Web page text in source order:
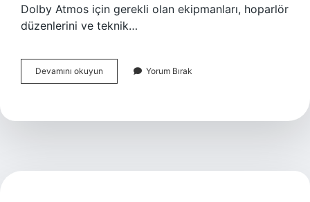
Dolby Atmos için gerekli olan ekipmanları, hoparlör
düzenlerini ve teknik…
Devamını okuyun
Atmos
edilir
Yorum Bırak